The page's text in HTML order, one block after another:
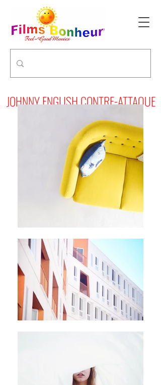
JOHNNY ENGLISH CONTRE-ATTAQUE